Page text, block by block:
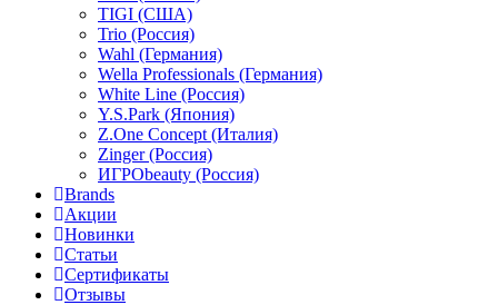
TIGI (США)
Trio (Россия)
Wahl (Германия)
Wella Professionals (Германия)
White Line (Россия)
Y.S.Park (Япония)
Z.One Concept (Италия)
Zinger (Россия)
ИГРОbeauty (Россия)
Brands
Акции
Новинки
Статьи
Сертификаты
Отзывы